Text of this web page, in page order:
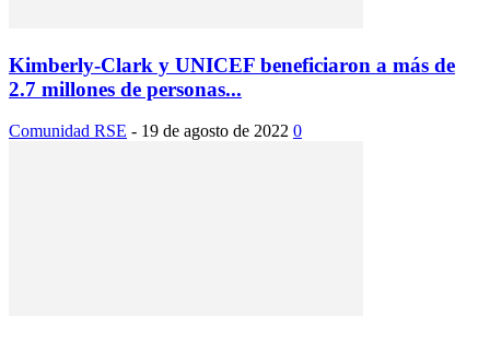
Kimberly-Clark y UNICEF beneficiaron a más de
2.7 millones de personas...
Comunidad RSE - 19 de agosto de 2022 0